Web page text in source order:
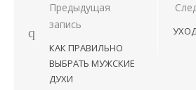
Навигация
по
записям
Предыдущая
запись
КАК ПРАВИЛЬНО
ВЫБРАТЬ МУЖСКИЕ
ДУХИ